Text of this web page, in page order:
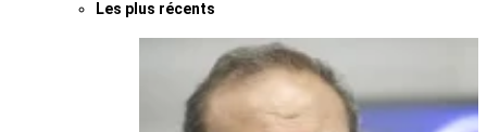
Les plus récents